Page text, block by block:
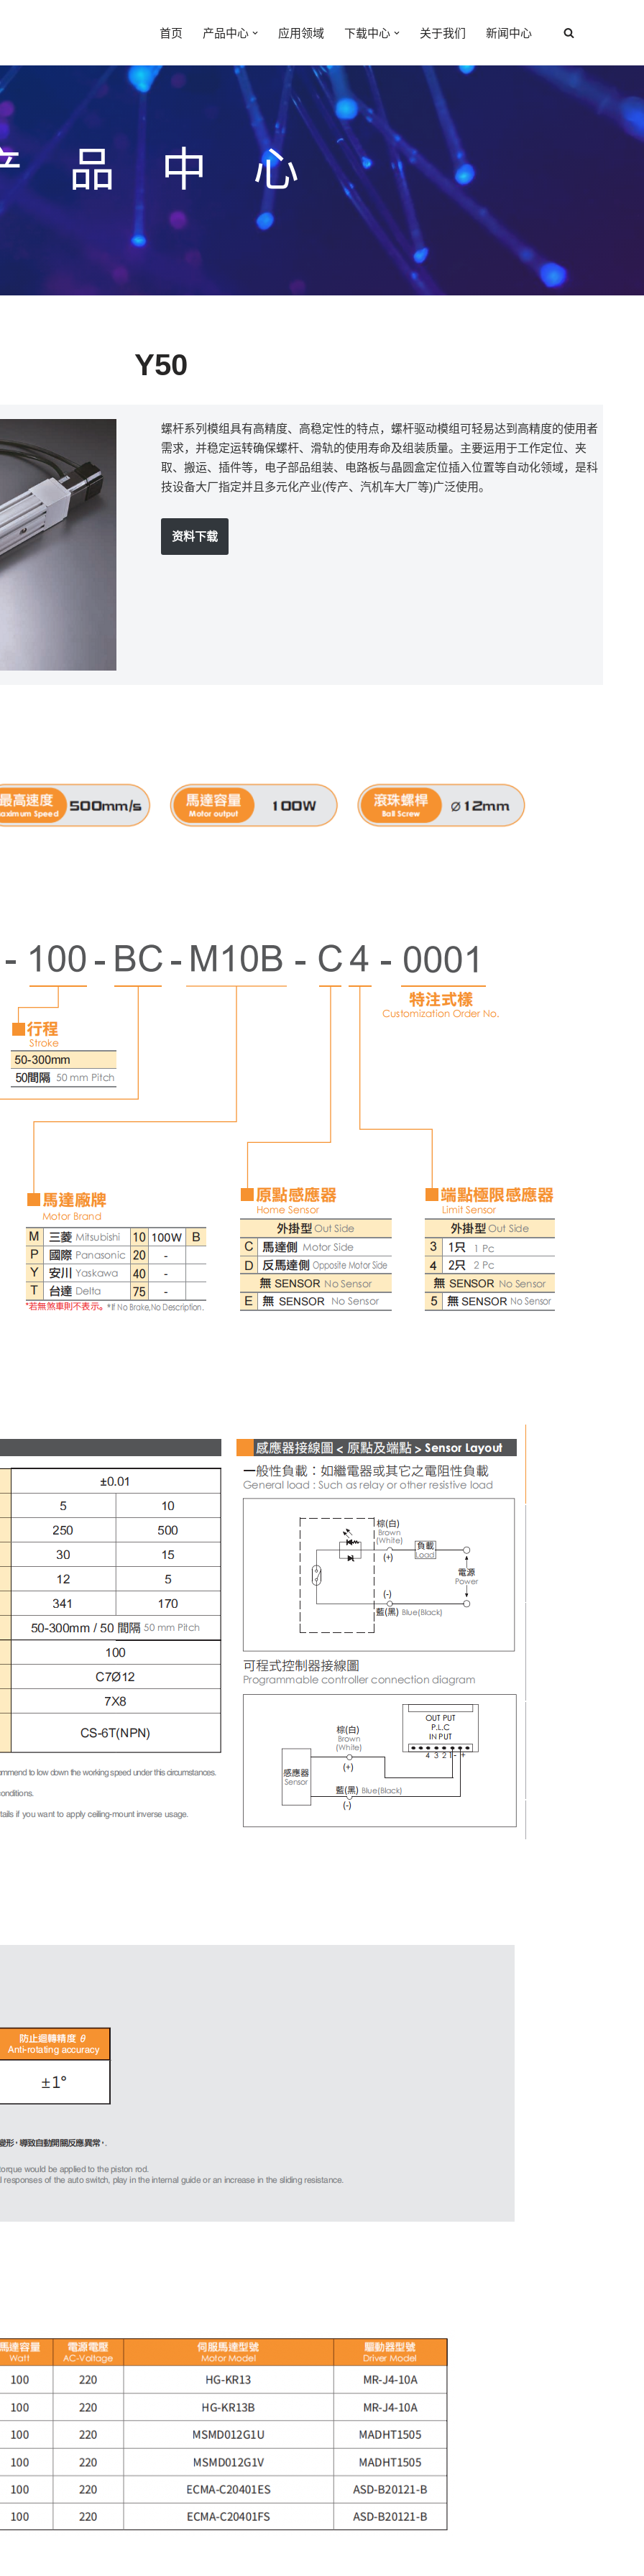
首页 产品中心 应用领域 下载中心 关于我们 新闻中心
品中心
Y50
螺杆系列模组具有高精度、高稳定性的特点，螺杆驱动模组可轻易达到高精度的使用者
需求，并稳定运转确保螺杆、滑轨的使用寿命及组装质量。主要运用于工作定位、夹
取、搬运、插件等，电子部品组装、电路板与晶圆盒定位插入位置等自动化领域，是科
技设备大厂指定并且多元化产业(传产、汽机车大厂等)广泛使用。
资料下载